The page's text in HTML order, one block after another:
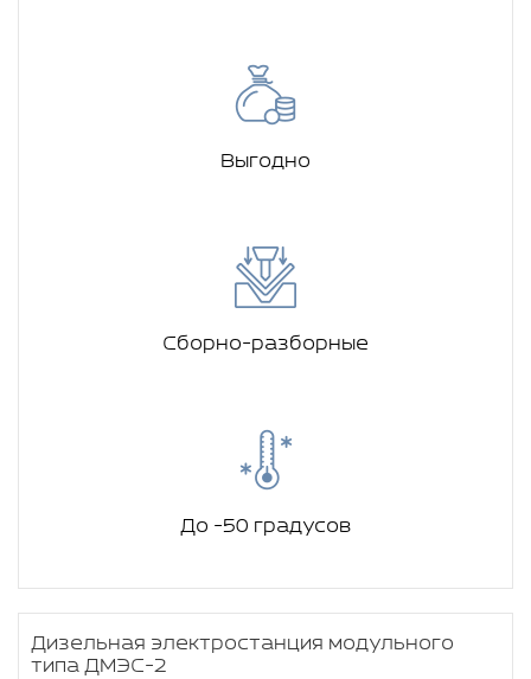
Выгодно
Сборно-разборные
До -50 градусов
Дизельная электростанция модульного
типа ДМЭС-2